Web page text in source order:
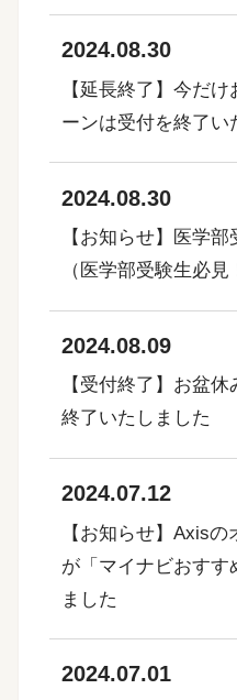
2024.08.30
【延長終了】今だ
ーンは受付を終了い
2024.08.30
【お知らせ】医学
（医学部受験生必見
2024.08.09
【受付終了】お盆
終了いたしました
2024.07.12
【お知らせ】Axis
が「マイナビおす
ました
2024.07.01